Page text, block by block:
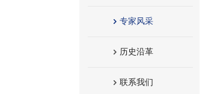
专家风采
历史沿革
联系我们